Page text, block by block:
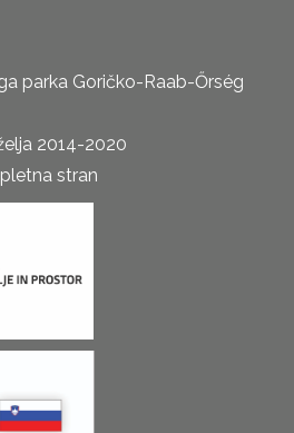
parka Goričko-Raab-Őrség
2014-2020
stran